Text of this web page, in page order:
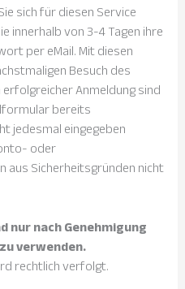
sich für diesen Service
innerhalb von 3-4 Tagen ihre
per eMail. Mit diesen
Besuch des
erfolgreicher Anmeldung sind
bereits
jedesmal eingegeben
oder
aus Sicherheitsgründen nicht
nur nach Genehmigung
verwenden.
rechtlich verfolgt.